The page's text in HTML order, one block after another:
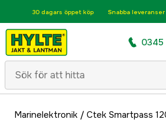
30 dagars öppet köp Snabba leveranser
Marinelektronik / Ctek Smartpass